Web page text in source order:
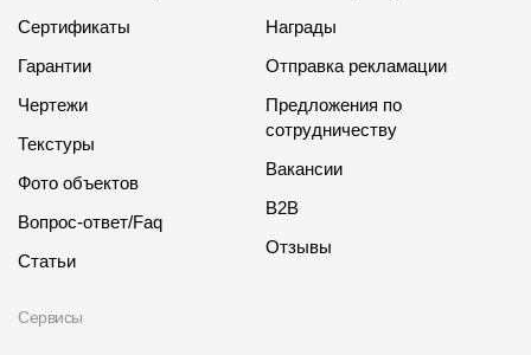
Сертификаты
Гарантии
Чертежи
Текстуры
Фото объектов
Вопрос-ответ/Faq
Статьи
Сервисы
Награды
Отправка рекламации
Предложения по
сотрудничеству
Вакансии
B2B
Отзывы